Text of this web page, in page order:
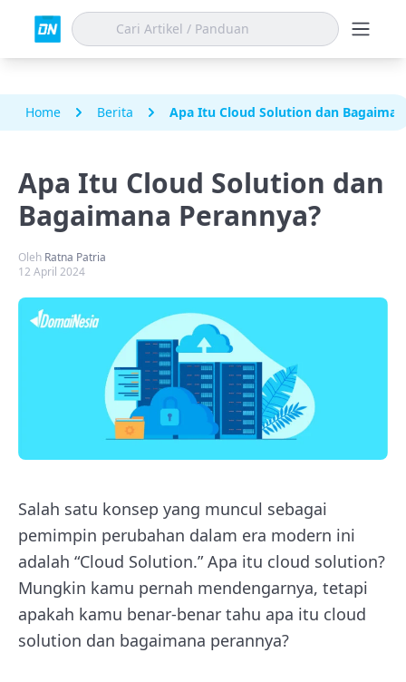
Home Berita Apa Itu Cloud Solution dan
Apa Itu Cloud Solution dan
Bagaimana Perannya?
Oleh Ratna Patria
12 April 2024
Salah satu konsep yang muncul sebagai
pemimpin perubahan dalam era modern ini
adalah “Cloud Solution.” Apa itu cloud solution?
Mungkin kamu pernah mendengarnya, tetapi
apakah kamu benar-benar tahu apa itu cloud
solution dan bagaimana perannya?